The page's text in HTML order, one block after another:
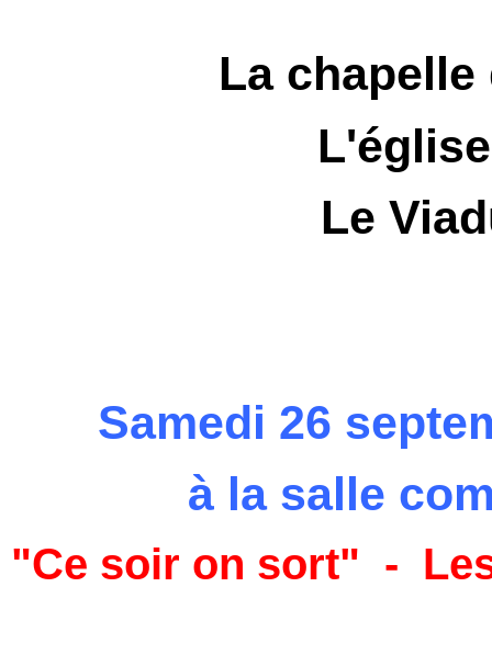
La chapelle
Le
Samedi 26
àla salle
"Ce soir on sort" -